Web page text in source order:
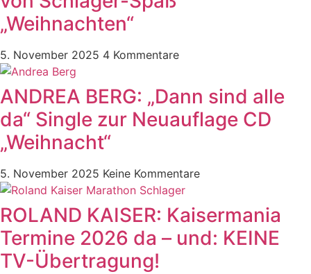
„Weihnachten“
5. November 2025 4 Kommentare
ANDREA BERG: „Dann sind alle
da“ Single zur Neuauflage CD
„Weihnacht“
5. November 2025 Keine Kommentare
ROLAND KAISER: Kaisermania
Termine 2026 da – und: KEINE
TV-Übertragung!